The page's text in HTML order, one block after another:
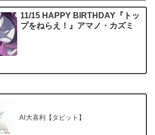
11/15 HAPPY BIRTHDAY『トッ
プをねらえ！』アマノ・カズミ
AI大喜利【タビット】